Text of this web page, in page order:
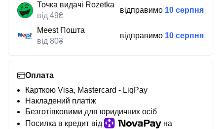
Точка видачі Rozetka
від 49₴
відправимо 10 серпня
Meest Пошта
від 80₴
відправимо 10 серпня
Оплата
Карткою Visa, Mastercard - LiqPay
Накладений платіж
Безготівковими для юридичних осіб
Посилка в кредит від
на